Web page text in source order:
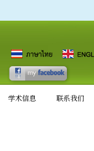
学术信息 联系我们